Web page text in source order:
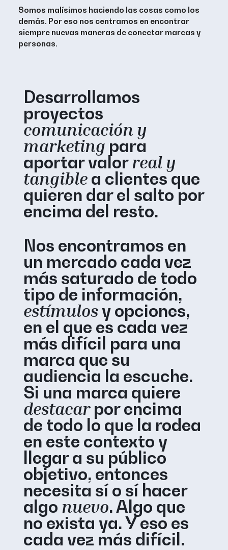
Somos malísimos haciendo las cosas como los
demás. Por eso nos centramos en encontrar
siempre nuevas maneras de conectar marcas y
personas.
Desarrollamos
proyectos
comunicación y
marketing para
aportar valor real y
tangiblea clientes que
quieren dar el salto por
encima del resto.
Nos encontramos en
un mercado cada vez
más saturado de todo
tipo de información,
estímulosy opciones,
en el que es cada vez
más difícil para una
marca que su
audiencia la escuche.
Si una marca quiere
destacarpor encima
de todo lo que la rodea
en este contexto y
llegar a su público
objetivo, entonces
necesita sí o sí hacer
algo nuevo. Algo que
no exista ya. Y eso es
cada vez más difícil.